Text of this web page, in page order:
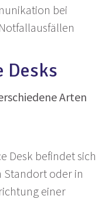
bei
Desks
Arten
Desk befindet sich
Standort oder in
einer